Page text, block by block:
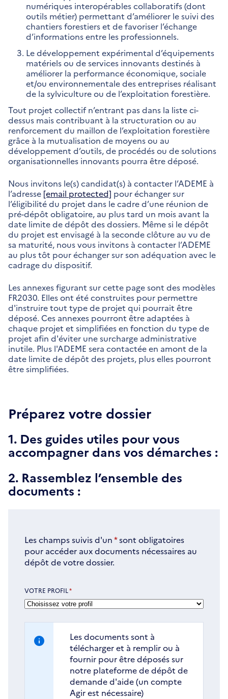
numériques interopérables collaboratifs (dont
outils métier) permettant d’améliorer le suivi des
chantiers forestiers et de favoriser l’échange
d’informations entre les professionnels.
Le développement expérimental d’équipements
matériels ou de services innovants destinés à
améliorer la performance économique, sociale
et/ou environnementale des entreprises réalisant
de la sylviculture ou de l’exploitation forestière.
Tout projet collectif n’entrant pas dans la liste ci-
dessus mais contribuant à la structuration ou au
renforcement du maillon de l’exploitation forestière
grâce à la mutualisation de moyens ou au
développement d’outils, de procédés ou de solutions
organisationnelles innovants pourra être déposé.
Nous invitons le(s) candidat(s) à contacter l’ADEME à
l’adresse [email protected] pour échanger sur
l’éligibilité du projet dans le cadre d’une réunion de
pré-dépôt obligatoire, au plus tard un mois avant la
date limite de dépôt des dossiers. Même si le dépôt
du projet est envisagé à la seconde clôture au vu de
sa maturité, nous vous invitons à contacter l’ADEME
au plus tôt pour échanger sur son adéquation avec le
cadrage du dispositif.
Les annexes figurant sur cette page sont des modèles
FR2030. Elles ont été construites pour permettre
d'instruire tout type de projet qui pourrait être
déposé. Ces annexes pourront être adaptées à
chaque projet et simplifiées en fonction du type de
projet afin d'éviter une surcharge administrative
inutile. Plus l'ADEME sera contactée en amont de la
date limite de dépôt des projets, plus elles pourront
être simplifiées.
Préparez votre dossier
1. Des guides utiles pour vous
accompagner dans vos démarches :
2. Rassemblez l’ensemble des
documents :
Les champs suivis d'un*sont obligatoires
pour accéder aux documents nécessaires au
dépôt de votre dossier.
VOTRE PROFIL *
Les documents sont à
télécharger et à remplir ou à
fournir pour être déposés sur
notre plateforme de dépôt de
demande d'aide (un compte
Agir est nécessaire)